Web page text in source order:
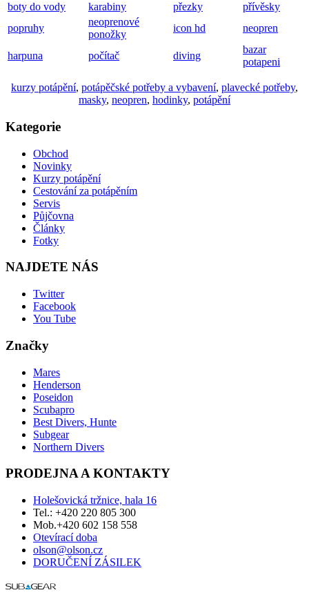
boty do vody
karabiny přezky
přívěsky
popruhy
neoprenové
ponožky
icon hd neopren
harpuna počítač diving
bazar
potapeni
kurzy potápění, potápěčské potřeby a vybavení, plavecké potřeby,
masky, neopren, hodinky, potápění
Kategorie
Obchod
Novinky
Kurzy potápění
Cestování za potápěním
Servis
Půjčovna
Články
Fotky
NAJDETE NÁS
Twitter
Facebook
You Tube
Značky
Mares
Henderson
Poseidon
Scubapro
Best Divers, Hunte
Subgear
Northern Divers
PRODEJNA A KONTAKTY
Holešovická tržnice, hala 16
Tel.: +420 220 805 300
Mob.+420 602 158 558
Otevírací doba
olson@olson.cz
DORUČENÍ ZÁSILEK